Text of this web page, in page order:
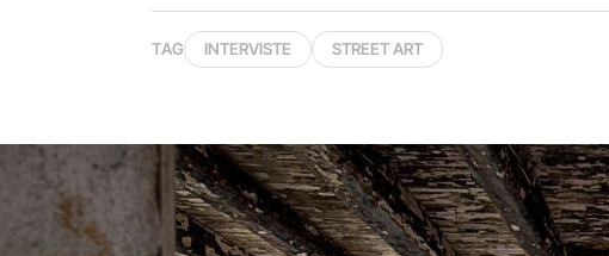
TAG INTERVISTE STREET ART